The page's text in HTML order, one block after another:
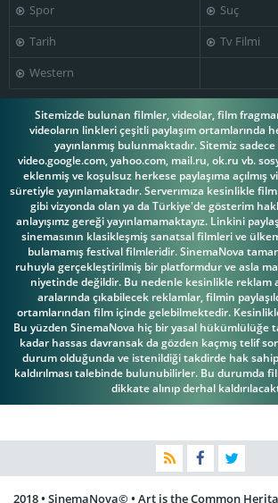
Spor
Suç
Tarih
Tv Filmi
Western
Sitemizde bulunan filmler, videolar, film
videoların linkleri çeşitli paylaşım ortamlarında
yayınlanmış bulunmaktadır. Sitemiz
video.google.com, yahoo.com, mail.ru, ok.ru vb.
eklenmiş ve koşulsuz herkese paylaşıma açılmış
süretiyle yayınlamaktadır. Serverımıza kesinlikle film
gibi vizyonda olan ya da Türkiye'de gösterim
anlayışımz gereği yayınlamamaktayız. Linkini
sinemasının klasikleşmiş sanatsal filmleri ve
bulamamış festival filmleridir. SinemaNova
ruhuyla gerçekleştirilmiş bir platformdur ve asla
niyetinde değildir. Bu nedenle kesinlikle reklam
aralarında çıkabilecek reklamlar, filmin
ortamlarından film içinde gelebilmektedir.
Bu yüzden SinemaNova hiç bir yasal hükümlülüğe
kadar hassas davransak da gözden kaçmış telif
durum olduğunda ve istenildiği takdirde hak
kaldırılması talebinde bulunubilirler. Bu durumda
dikkate alınıp derhal
2018 • SinemaNova© • Art is the Common